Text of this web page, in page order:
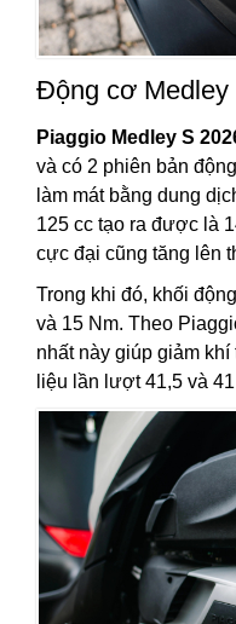
Động cơ Medley
Piaggio Medley S
và có 2 phiên bản
làm mát bằng dung
125 cc tạo ra được là
cực đại cũng tăng lên
Trong khi đó, khối
và 15 Nm. Theo
nhất này giúp giảm
liệu lần lượt 41,5 và